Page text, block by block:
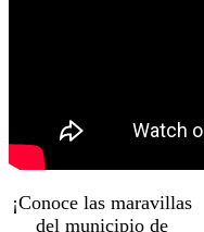
¡Conoce las maravillas
del municipio de